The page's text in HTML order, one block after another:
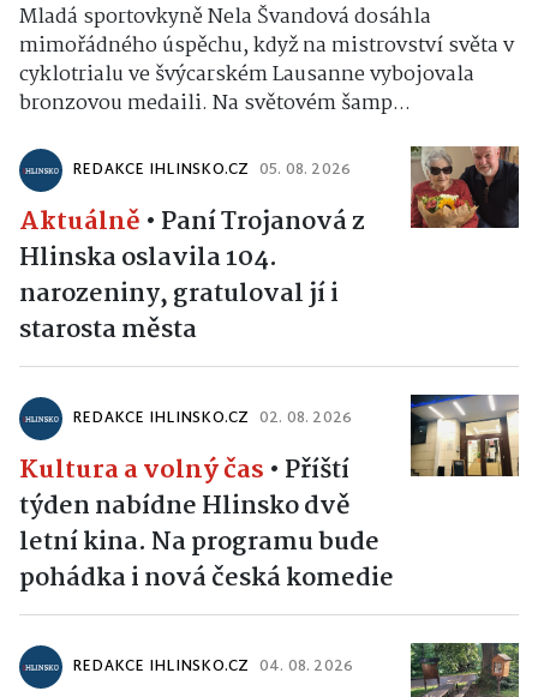
Mladá sportovkyně Nela Švandová dosáhla
mimořádného úspěchu, když na mistrovství světa v
cyklotrialu ve švýcarském Lausanne vybojovala
bronzovou medaili. Na světovém šamp...
REDAKCE IHLINSKO.CZ 05. 08. 2026
Aktuálně • Paní Trojanová z
Hlinska oslavila 104.
narozeniny, gratuloval jí i
starosta města
REDAKCE IHLINSKO.CZ 02. 08. 2026
Kultura a volný čas • Příští
týden nabídne Hlinsko dvě
letní kina. Na programu bude
pohádka i nová česká komedie
REDAKCE IHLINSKO.CZ 04. 08. 2026